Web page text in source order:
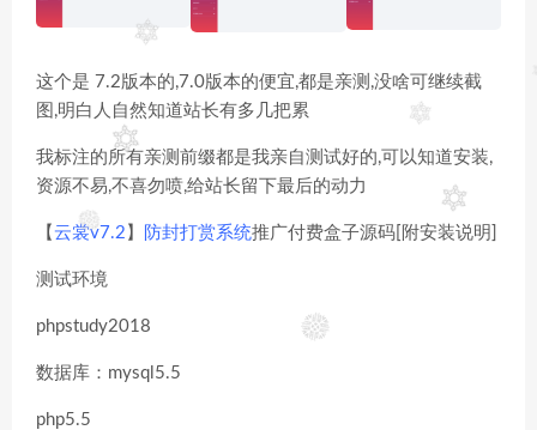
这个是 7.2版本的,7.0版本的便宜,都是亲测,没啥可继续截
图,明白人自然知道站长有多几把累
我标注的所有亲测前缀都是我亲自测试好的,可以知道安装,
资源不易,不喜勿喷,给站长留下最后的动力
【 云裳v7.2 】 防封打赏系统推广付费盒子源码[附安装说明]
测试环境
phpstudy2018
数据库：mysql5.5
php5.5